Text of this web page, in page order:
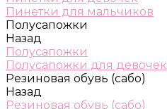
Пинетки для мальчиков
Полусапожки
Назад
Полусапожки
Полусапожки для девочек
Резиновая обувь (сабо)
Назад
Резиновая обувь (сабо)